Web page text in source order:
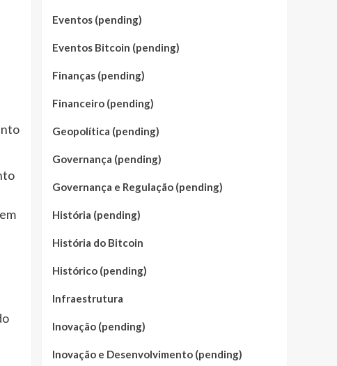
Eventos (pending)
Eventos Bitcoin (pending)
Finanças (pending)
Financeiro (pending)
Geopolítica (pending)
Governança (pending)
Governança e Regulação (pending)
História (pending)
História do Bitcoin
Histórico (pending)
Infraestrutura
Inovação (pending)
Inovação e Desenvolvimento (pending)